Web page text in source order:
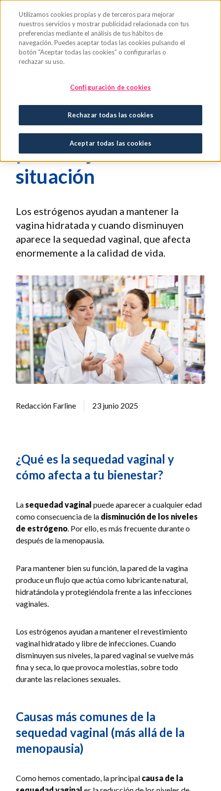
Sequedad vaginal:
por qué se produce y
qué podemos hacer
para mejorar esta
situación
Los estrógenos ayudan a mantener la
vagina hidratada y cuando disminuyen
aparece la sequedad vaginal, que afecta
enormemente a la calidad de vida.
Redacción Farline 23 junio 2025
¿Qué es la sequedad vaginal y
cómo afecta a tu bienestar?
Lasequedad vaginal puede aparecer a cualquier edad
como consecuencia de la disminución de los niveles
de estrógeno. Por ello, es más frecuente durante o
después de la menopausia.
Para mantener bien su función, la pared de la vagina
produce un flujo que actúa como lubricante natural,
hidratándola y protegiéndola frente a las infecciones
vaginales.
Los estrógenos ayudan a mantener el revestimiento
vaginal hidratado y libre de infecciones. Cuando
disminuyen sus niveles, la pared vaginal se vuelve más
fina y seca, lo que provoca molestias, sobre todo
durante las relaciones sexuales.
Causas más comunes de la
sequedad vaginal (más allá de la
menopausia)
Como hemos comentado, la principal causa de la
Utilizamos cookies propias y de terceros para mejorar
nuestros servicios y mostrar publicidad relacionada con tus
preferencias mediante el análisis de tus hábitos de
navegación. Puedes aceptar todas las cookies pulsando el
botón “Aceptar todas las cookies” o configurarlas o
rechazar su uso.
Configuración de cookies
Rechazar todas las cookies
Aceptar todas las cookies